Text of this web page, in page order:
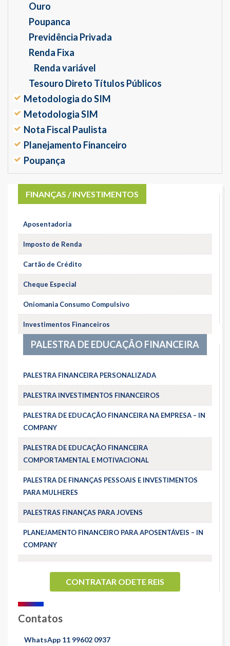
Ouro
Poupanca
Previdência Privada
Renda Fixa
Renda variável
Tesouro Direto Títulos Públicos
Metodologia do SIM
Metodologia SIM
Nota Fiscal Paulista
Planejamento Financeiro
Poupança
FINANÇAS / INVESTIMENTOS
Aposentadoria
Imposto de Renda
Cartão de Crédito
Cheque Especial
Oniomania Consumo Compulsivo
Investimentos Financeiros
PALESTRA DE EDUCAÇÃO FINANCEIRA
PALESTRA FINANCEIRA PERSONALIZADA
PALESTRA INVESTIMENTOS FINANCEIROS
PALESTRA DE EDUCAÇÃO FINANCEIRA NA EMPRESA – IN
COMPANY
PALESTRA DE EDUCAÇÃO FINANCEIRA
COMPORTAMENTAL E MOTIVACIONAL
PALESTRA DE FINANÇAS PESSOAIS E INVESTIMENTOS
PARA MULHERES
PALESTRAS FINANÇAS PARA JOVENS
PLANEJAMENTO FINANCEIRO PARA APOSENTÁVEIS – IN
COMPANY
CONTRATAR ODETE REIS
Contatos
WhatsApp 11 99602 0937